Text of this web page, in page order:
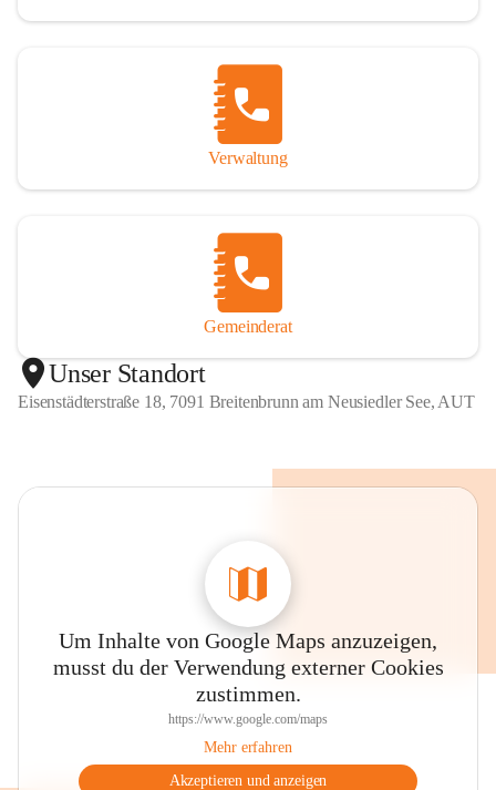
Verwaltung
Gemeinderat
Unser Standort
Eisenstädterstraße 18, 7091 Breitenbrunn am Neusiedler See, AUT
Um Inhalte von Google Maps anzuzeigen,
musst du der Verwendung externer Cookies
zustimmen.
https://www.google.com/maps
Mehr erfahren
Akzeptieren und anzeigen